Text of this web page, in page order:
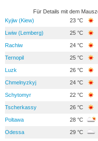
Für Details mit dem
Kyjiw (Kiew)
23 °C
Lwiw (Lemberg) 25 °C
Rachiw 24 °C
Ternopil 25 °C
Luzk 26 °C
Chmelnyzkyj 24 °C
Schytomyr 22 °C
Tscherkassy 26 °C
Poltawa 28 °C
Odessa 29 °C